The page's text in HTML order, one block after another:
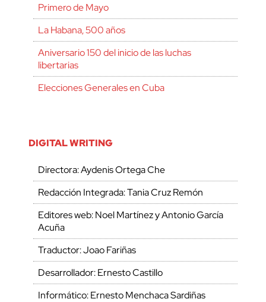
Primero de Mayo
La Habana, 500 años
Aniversario 150 del inicio de las luchas
libertarias
Elecciones Generales en Cuba
DIGITAL WRITING
Directora: Aydenis Ortega Che
Redacción Integrada: Tania Cruz Remón
Editores web: Noel Martínez y Antonio García
Acuña
Traductor: Joao Fariñas
Desarrollador: Ernesto Castillo
Informático: Ernesto Menchaca Sardiñas